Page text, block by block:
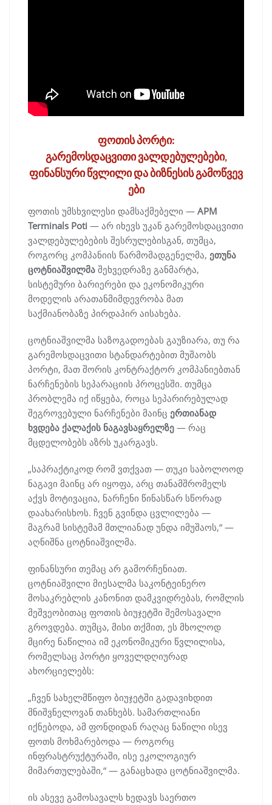
ფოთის პორტი:
გარემოსდაცვითი ვალდებულებები,
ფინანსურიწვლილიდაბიზნესისგამოწვევ
ები
ფოთის უმსხვილესი დამსაქმებელი — APM
Terminals Poti — არ იხევს უკან გარემოსდაცვითი
ვალდებულებების შესრულებისგან, თუმცა,
როგორც კომპანიის წარმომადგენელმა, ეთუნა
ცოტნიაშვილმა შეხვედრაზე განმარტა,
სისტემური ბარიერები და ეკონომიკური
მოდელის არათანმიმდევრობა მათ
საქმიანობაზე პირდაპირ აისახება.
ცოტნიაშვილმა საზოგადოებას გაუზიარა, თუ რა
გარემოსდაცვითი სტანდარტებით მუშაობს
პორტი, მათ შორის კონტრაქტორ კომპანიებთან
ნარჩენების სეპარაციის პროცესში. თუმცა
პრობლემა იქ იწყება, როცა სეპარირებულად
შეგროვებული ნარჩენები მაინც ერთიანად
ხვდება ქალაქის ნაგავსაყრელზე — რაც
მცდელობებს აზრს უკარგავს.
„საპრაქტიკოდ რომ ვთქვათ — თუკი საბოლოოდ
ნაგავი მაინც არ იყოფა, არც თანამშრომელს
აქვს მოტივაცია, ნარჩენი წინასწარ სწორად
დაახარისხოს. ჩვენ გვინდა ცვლილება —
მაგრამ სისტემამ მთლიანად უნდა იმუშაოს,“ —
აღნიშნა ცოტნიაშვილმა.
ფინანსური თემაც არ გამორჩენიათ.
ცოტნიაშვილი მიესალმა საკონტეინერო
მოსაკრებლის კანონით დამკვიდრებას, რომლის
მეშვეობითაც ფოთის ბიუჯეტში შემოსავალი
გროვდება. თუმცა, მისი თქმით, ეს მხოლოდ
მცირე ნაწილია იმ ეკონომიკური წვლილისა,
რომელსაც პორტი ყოველდღიურად
ახორციელებს:
„ჩვენ სახელმწიფო ბიუჯეტში გადავიხდით
მნიშვნელოვან თანხებს. სამართლიანი
იქნებოდა, ამ ფონდიდან რაღაც ნაწილი ისევ
ფოთს მოხმარებოდა — როგორც
ინფრასტრუქტურაში, ისე ეკოლოგიურ
მიმართულებაში,“ — განაცხადა ცოტნიაშვილმა.
ის ასევე გამოსავალს ხედავს საერთო